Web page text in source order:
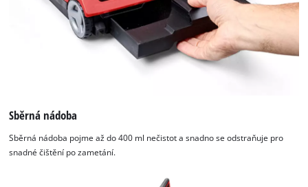
Sběrná nádoba
Sběrná nádoba pojme až do 400 ml nečistot a snadno se odstraňuje pro
snadné čištění po zametání.